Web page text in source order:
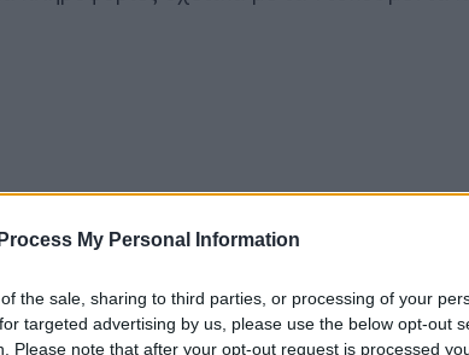
My Personal Information
the sale, sharing to third parties, or processing of your
targeted advertising by us, please use the below opt-out
Please note that after your opt-out request is processed